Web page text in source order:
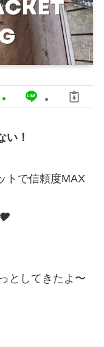
い！
トで信頼度MAX
としてきたよ〜